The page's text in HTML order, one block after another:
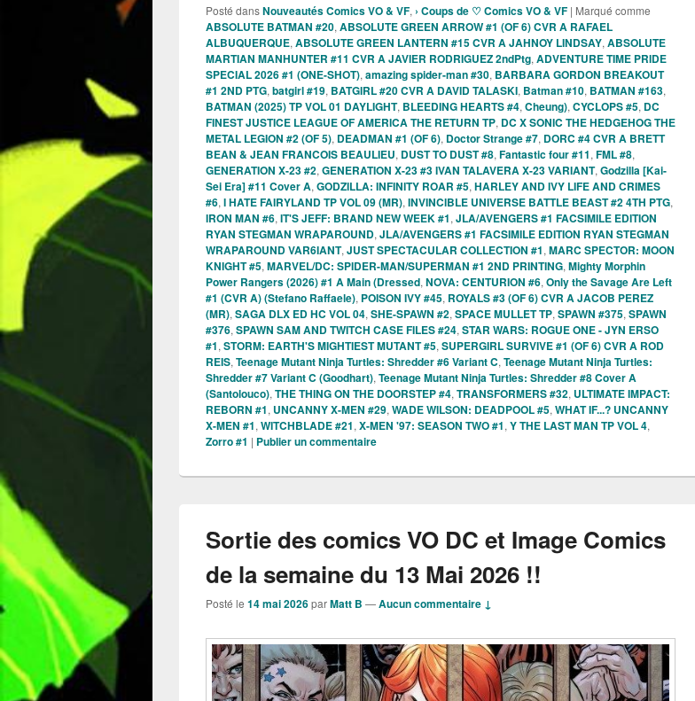
Posté dansNouveautés Comics VO & VF, › Coups de ♡ Comics VO & VF | Marqué comme
ABSOLUTE BATMAN #20, ABSOLUTE GREEN ARROW #1 (OF 6) CVR A RAFAEL
ALBUQUERQUE, ABSOLUTE GREEN LANTERN #15 CVR A JAHNOY LINDSAY, ABSOLUTE
MARTIAN MANHUNTER #11 CVR A JAVIER RODRIGUEZ 2ndPtg, ADVENTURE TIME PRIDE
SPECIAL 2026 #1 (ONE-SHOT), amazing spider-man #30, BARBARA GORDON BREAKOUT
#1 2ND PTG, batgirl #19, BATGIRL #20 CVR A DAVID TALASKI, Batman #10, BATMAN #163,
BATMAN (2025) TP VOL 01 DAYLIGHT, BLEEDING HEARTS #4, Cheung), CYCLOPS #5, DC
FINEST JUSTICE LEAGUE OF AMERICA THE RETURN TP, DC X SONIC THE HEDGEHOG THE
METAL LEGION #2 (OF 5), DEADMAN #1 (OF 6), Doctor Strange #7, DORC #4 CVR A BRETT
BEAN & JEAN FRANCOIS BEAULIEU, DUST TO DUST #8, Fantastic four #11, FML #8,
GENERATION X-23 #2, GENERATION X-23 #3 IVAN TALAVERA X-23 VARIANT, Godzilla [Kai-
Sei Era] #11 Cover A, GODZILLA: INFINITY ROAR #5, HARLEY AND IVY LIFE AND CRIMES
#6, I HATE FAIRYLAND TP VOL 09 (MR), INVINCIBLE UNIVERSE BATTLE BEAST #2 4TH PTG,
IRON MAN #6, IT'S JEFF: BRAND NEW WEEK #1, JLA/AVENGERS #1 FACSIMILE EDITION
RYAN STEGMAN WRAPAROUND, JLA/AVENGERS #1 FACSIMILE EDITION RYAN STEGMAN
WRAPAROUND VAR6IANT, JUST SPECTACULAR COLLECTION #1, MARC SPECTOR: MOON
KNIGHT #5, MARVEL/DC: SPIDER-MAN/SUPERMAN #1 2ND PRINTING, Mighty Morphin
Power Rangers (2026) #1 A Main (Dressed, NOVA: CENTURION #6, Only the Savage Are Left
#1 (CVR A) (Stefano Raffaele), POISON IVY #45, ROYALS #3 (OF 6) CVR A JACOB PEREZ
(MR), SAGA DLX ED HC VOL 04, SHE-SPAWN #2, SPACE MULLET TP, SPAWN #375, SPAWN
#376, SPAWN SAM AND TWITCH CASE FILES #24, STAR WARS: ROGUE ONE - JYN ERSO
#1, STORM: EARTH'S MIGHTIEST MUTANT #5, SUPERGIRL SURVIVE #1 (OF 6) CVR A ROD
REIS, Teenage Mutant Ninja Turtles: Shredder #6 Variant C, Teenage Mutant Ninja Turtles:
Shredder #7 Variant C (Goodhart), Teenage Mutant Ninja Turtles: Shredder #8 Cover A
(Santolouco), THE THING ON THE DOORSTEP #4, TRANSFORMERS #32, ULTIMATE IMPACT:
REBORN #1, UNCANNY X-MEN #29, WADE WILSON: DEADPOOL #5, WHAT IF...? UNCANNY
X-MEN #1, WITCHBLADE #21, X-MEN '97: SEASON TWO #1, Y THE LAST MAN TP VOL 4,
Zorro #1 | Publier un commentaire
Sortie des comics VO DC et Image Comics
de la semaine du 13 Mai 2026 !!
Posté le 14 mai 2026parMatt B —Aucun commentaire ↓